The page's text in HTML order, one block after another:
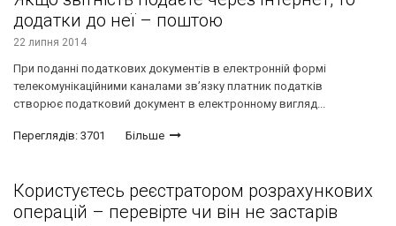
додатки до неї – поштою
22 липня 2014
При поданні податкових документів в електронній формі
телекомунікаційними каналами зв’язку платник податків
створює податковий документ в електронному вигляд...
Переглядів: 3701 Більше
Користуєтесь реєстратором розрахункових
операцій – перевірте чи він не застарів